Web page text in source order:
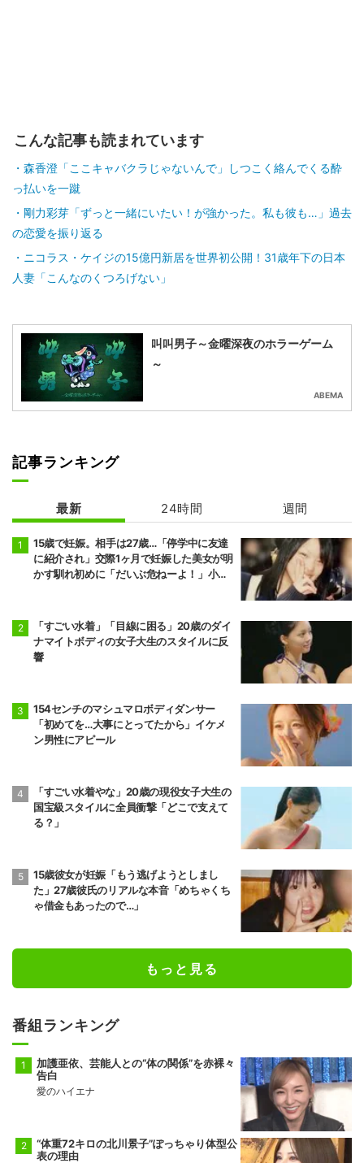
こんな記事も読まれています
森香澄「ここキャバクラじゃないんで」しつこく絡んでくる酔
っ払いを一蹴
剛力彩芽「ずっと一緒にいたい！が強かった。私も彼も…」過去
の恋愛を振り返る
ニコラス・ケイジの15億円新居を世界初公開！31歳年下の日本
人妻「こんなのくつろげない」
叫叫男子～金曜深夜のホラーゲーム
～
ABEMA
記事ランキング
最新 24時間 週間
15歳で妊娠。相手は27歳…「停学中に友達
に紹介され」交際1ヶ月で妊娠した美女が明
かす馴れ初めに「だいぶ危ねーよ！」小森
「すごい水着」「目線に困る」20歳のダイ
ナマイトボディの女子大生のスタイルに反
響
154センチのマシュマロボディダンサー
「初めてを…大事にとってたから」イケメ
ン男性にアピール
「すごい水着やな」20歳の現役女子大生の
国宝級スタイルに全員衝撃「どこで支えて
る？」
15歳彼女が妊娠「もう逃げようとしまし
た」27歳彼氏のリアルな本音「めちゃくち
ゃ借金もあったので…」
もっと見る
番組ランキング
加護亜依、芸能人との“体の関係”を赤裸々
告白
愛のハイエナ
“体重72キロの北川景子”ぽっちゃり体型公
表の理由